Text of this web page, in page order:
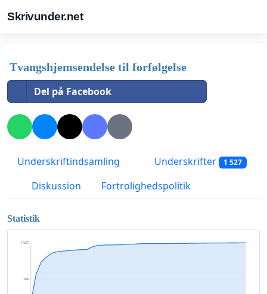
Skrivunder.net
Tvangshjemsendelse til forfølgelse
Del på Facebook
Underskriftindsamling Underskrifter 1 527
Diskussion Fortrolighedspolitik
Statistik
764
1 527